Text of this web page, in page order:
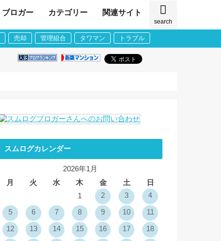
search
ブロガー カテゴリー 関連サイト
売却 管理組合 タワマン トラブル
スムログカレンダー
2026年1月
月
火 水 木 金 土
日
1
2 3 4
5 6 7 8 9 10 11
12 13 14 15 16 17 18